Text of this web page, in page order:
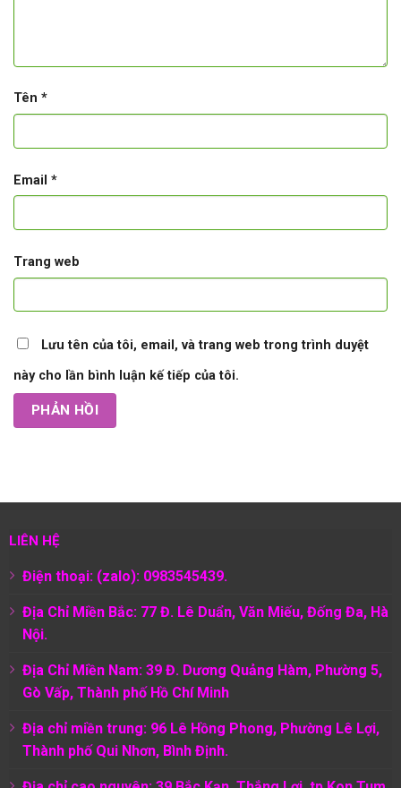
Tên *
Email *
Trang web
Lưu tên của tôi, email, và trang web trong trình duyệt
này cho lần bình luận kế tiếp của tôi.
LIÊN HỆ
Điện thoại: (zalo): 0983545439.
Địa Chỉ Miền Bắc: 77 Đ. Lê Duẩn, Văn Miếu, Đống Đa, Hà
Nội.
Địa Chỉ Miền Nam: 39 Đ. Dương Quảng Hàm, Phường 5,
Gò Vấp, Thành phố Hồ Chí Minh
Địa chỉ miền trung: 96 Lê Hồng Phong, Phường Lê Lợi,
Thành phố Qui Nhơn, Bình Định.